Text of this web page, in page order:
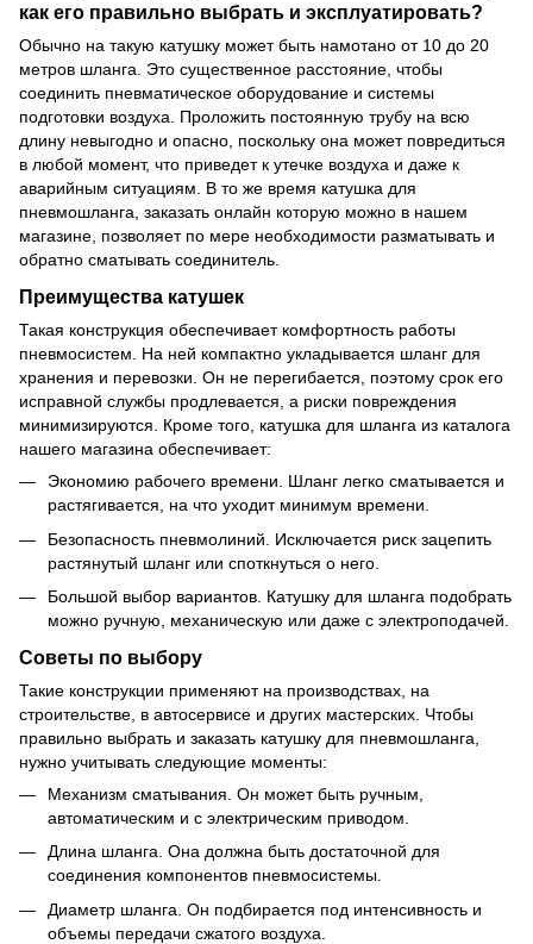
как его правильно выбрать и эксплуатировать?
Обычно на такую катушку может быть намотано от 10 до 20
метров шланга. Это существенное расстояние, чтобы
соединить пневматическое оборудование и системы
подготовки воздуха. Проложить постоянную трубу на всю
длину невыгодно и опасно, поскольку она может повредиться
в любой момент, что приведет к утечке воздуха и даже к
аварийным ситуациям. В то же время катушка для
пневмошланга, заказать онлайн которую можно в нашем
магазине, позволяет по мере необходимости разматывать и
обратно сматывать соединитель.
Преимущества катушек
Такая конструкция обеспечивает комфортность работы
пневмосистем. На ней компактно укладывается шланг для
хранения и перевозки. Он не перегибается, поэтому срок его
исправной службы продлевается, а риски повреждения
минимизируются. Кроме того, катушка для шланга из каталога
нашего магазина обеспечивает:
Экономию рабочего времени. Шланг легко сматывается и
растягивается, на что уходит минимум времени.
Безопасность пневмолиний. Исключается риск зацепить
растянутый шланг или споткнуться о него.
Большой выбор вариантов. Катушку для шланга подобрать
можно ручную, механическую или даже с электроподачей.
Советы по выбору
Такие конструкции применяют на производствах, на
строительстве, в автосервисе и других мастерских. Чтобы
правильно выбрать и заказать катушку для пневмошланга,
нужно учитывать следующие моменты:
Механизм сматывания. Он может быть ручным,
автоматическим и с электрическим приводом.
Длина шланга. Она должна быть достаточной для
соединения компонентов пневмосистемы.
Диаметр шланга. Он подбирается под интенсивность и
объемы передачи сжатого воздуха.